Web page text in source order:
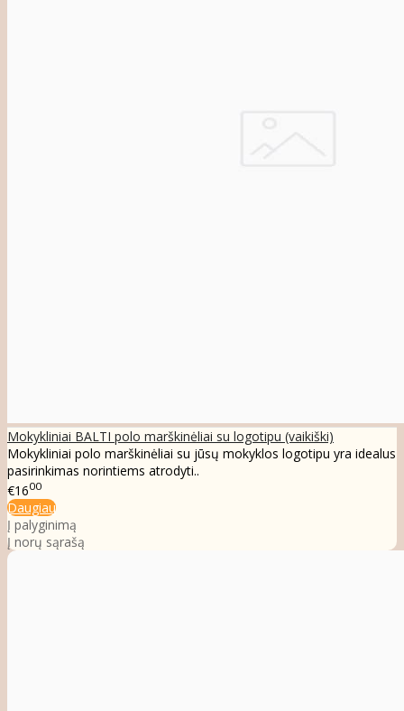
Mokykliniai BALTI polo marškinėliai su logotipu (vaikiški)
Mokykliniai polo marškinėliai su jūsų mokyklos logotipu yra idealus
pasirinkimas norintiems atrodyti..
€1600
Daugiau
Į palyginimą
Į norų sąrašą